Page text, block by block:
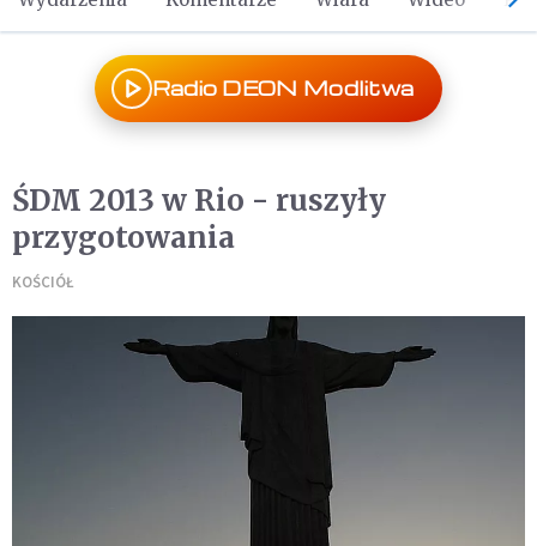
Radio DEON Modlitwa
ŚDM 2013 w Rio - ruszyły
przygotowania
KOŚCIÓŁ